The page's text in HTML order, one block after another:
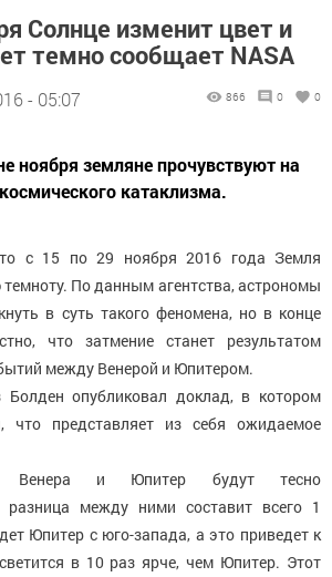
Солнце изменит цвет и
темно сообщает NASA
- 05:07 866 0 0
ноября земляне прочувствуют на
катаклизма.
с 15 по 29 ноября 2016 года Земля
темноту. По данным агентства, астрономы
в суть такого феномена, но в конце
что затмение станет результатом
между Венерой и Юпитером.
Болден опубликовал доклад, в котором
что представляет из себя ожидаемое
Венера и Юпитер будут тесно
разница между ними составит всего 1
Юпитер с юго-запада, а это приведет к
в 10 раз ярче, чем Юпитер. Этот